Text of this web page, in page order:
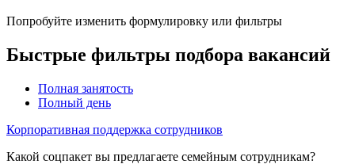
Попробуйте изменить формулировку или фильтры
Быстрые фильтры подбора вакансий
Полная занятость
Полный день
Корпоративная поддержка сотрудников
Какой соцпакет вы предлагаете семейным сотрудникам?